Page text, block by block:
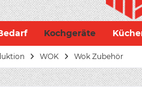
Kochgeräte
WOK Wok Zubehör